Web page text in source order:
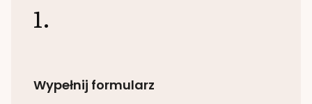
1.
Wypełnij formularz